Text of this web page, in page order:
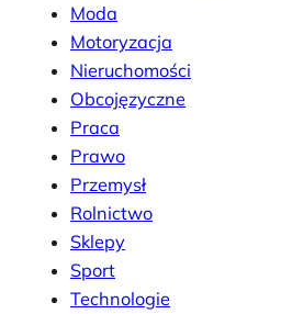
Moda
Motoryzacja
Nieruchomości
Obcojęzyczne
Praca
Prawo
Przemysł
Rolnictwo
Sklepy
Sport
Technologie